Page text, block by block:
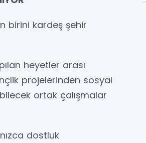
birini kardeş şehir
heyetler arası
projelerinden sosyal
ortak çalışmalar
dostluk